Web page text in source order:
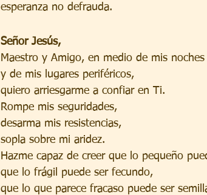
esperanza no defrauda.
Señor Jesús,
Maestro y Amigo, en medio de mis noches
y de mis lugares periféricos,
quiero arriesgarme a confiar en Ti.
Rompe mis seguridades,
desarma mis resistencias,
sopla sobre mi aridez.
Hazme capaz de creer que lo pequeño
que lo frágil puede ser fecundo,
que lo que parece fracaso puede ser